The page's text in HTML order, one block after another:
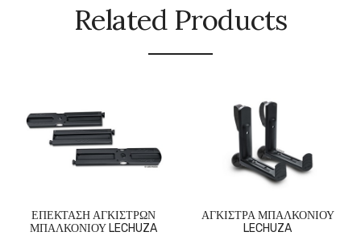
Related Products
ΕΠΕΚΤΑΣΗ ΑΓΚΙΣΤΡΩΝ
ΜΠΑΛΚΟΝΙΟΥ LECHUZA
ΑΓΚΙΣΤΡΑ ΜΠΑΛΚΟΝΙΟΥ
LECHUZA